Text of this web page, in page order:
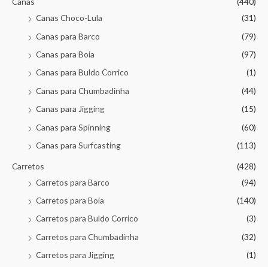
Canas Choco-Lula
(31)
Canas para Barco
(79)
Canas para Boia
(97)
Canas para Buldo Corrico
(1)
Canas para Chumbadinha
(44)
Canas para Jigging
(15)
Canas para Spinning
(60)
Canas para Surfcasting
(113)
Carretos
(428)
Carretos para Barco
(94)
Carretos para Boia
(140)
Carretos para Buldo Corrico
(3)
Carretos para Chumbadinha
(32)
Carretos para Jigging
(1)